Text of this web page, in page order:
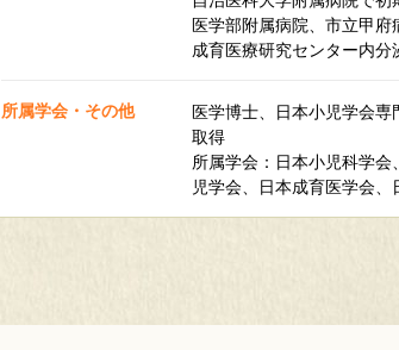
医学部附属病院、市立甲府
成育医療研究センター内分
所属学会・その他
医学博士、日本小児学会
取得
所属学会：日本小児科学
児学会、日本成育医学会